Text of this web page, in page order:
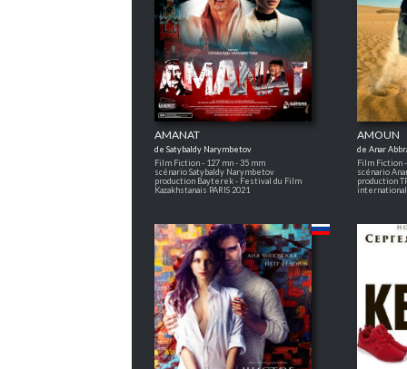
AMANAT
de Satybaldy Narymbetov
Film Fiction - 127 mn - 35 mm
scénario Satybaldy Narymbetov
production Bayterek - Festival du Film
Kazakhstanais PARIS 2021
AMOUN
de Anar
Film Fiction
scénario
production
international